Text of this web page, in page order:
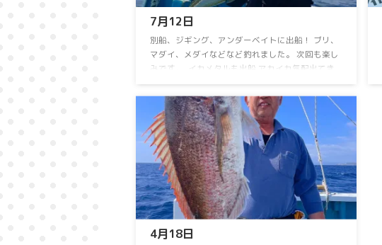
7月12日⁡
⁡別船⁡、ジギング、アンダーベイトに出船！⁡ ⁡ブリ、
マダイ、メダイ⁡などなど釣れました。⁡ ⁡次回も楽し
みです。⁡ ⁡⁡ ⁡イカメタルも出船⁡ ⁡アカイカ気配出てき
カ少々⁡でした。 連日乗り合い大募集中！⁡ ⁡当日予約
OK⁡ ⁡よろしくお願いします 連日乗り合い大募集中！
⁡ 詳しくはお電話下さい。 090-3168-1739まで ⁡お
盆期間も連日営業！ 8月15日のイカメタル便のみ
休船いたします。
4月18日